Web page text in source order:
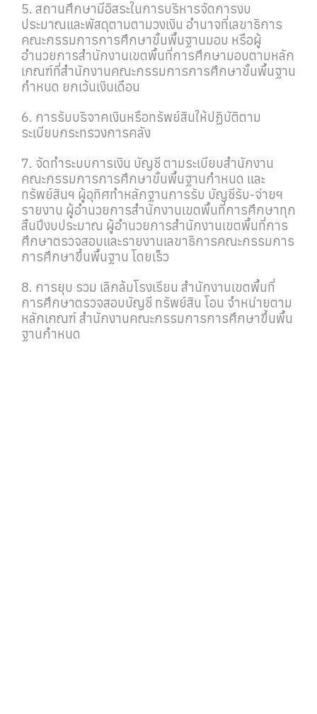
5. สถานศึกษามีอิสระในการบริหารจัดการงบ
ประมาณและพัสดุตามตามวงเงิน อำนาจที่เลขาธิการ
คณะกรรมการการศึกษาขั้นพื้นฐานมอบ หรือผู้
อำนวยการสำนักงานเขตพื้นที่การศึกษามอบตามหลัก
เกณฑ์ที่สำนักงานคณะกรรมการการศึกษาขั้นพื้นฐาน
กำหนด ยกเว้นเงินเดือน
6. การรับบริจาคเงินหรือทรัพย์สินให้ปฏิบัติตาม
ระเบียบกระทรวงการคลัง
7. จัดทำระบบการเงิน บัญชี ตามระเบียบสำนักงาน
คณะกรรมการการศึกษาขั้นพื้นฐานกำหนด และ
ทรัพย์สินฯ ผู้อุทิศทำหลักฐานการรับ บัญชีรับ-จ่ายฯ
รายงาน ผู้อำนวยการสำนักงานเขตพื้นที่การศึกษาทุก
สิ้นปีงบประมาณ ผู้อำนวยการสำนักงานเขตพื้นที่การ
ศึกษาตรวจสอบและรายงานเลขาธิการคณะกรรมการ
การศึกษาขึ้นพื้นฐาน โดยเร็ว
8. การยุบ รวม เลิกล้มโรงเรียน สำนักงานเขตพื้นที่
การศึกษาตรวจสอบบัญชี ทรัพย์สิน โอน จำหน่ายตาม
หลักเกณฑ์ สำนักงานคณะกรรมการการศึกษาขึ้นพื้น
ฐานกำหนด